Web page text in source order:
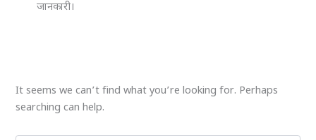
जानकारी।
It seems we can’t find what you’re looking for. Perhaps
searching can help.